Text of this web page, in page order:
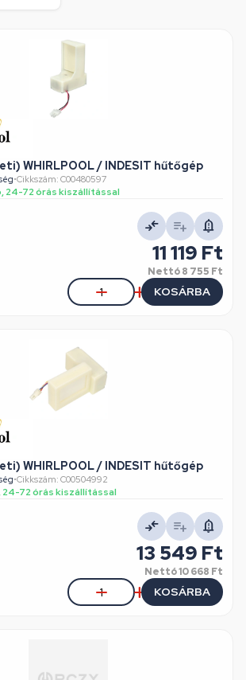
WHIRLPOOL / INDESIT hűtőgép
•Cikkszám: C00480597
24-72 órás kiszállítással
11 119 Ft
Nettó8 755 Ft
KOSÁRBA
WHIRLPOOL / INDESIT hűtőgép
•Cikkszám: C00504992
24-72 órás kiszállítással
13 549 Ft
Nettó10 668 Ft
KOSÁRBA